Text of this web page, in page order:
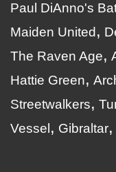
Paul DiAnno's
Maiden United
The Raven Age
Hattie Green
Streetwalkers
Vessel
Gibraltar